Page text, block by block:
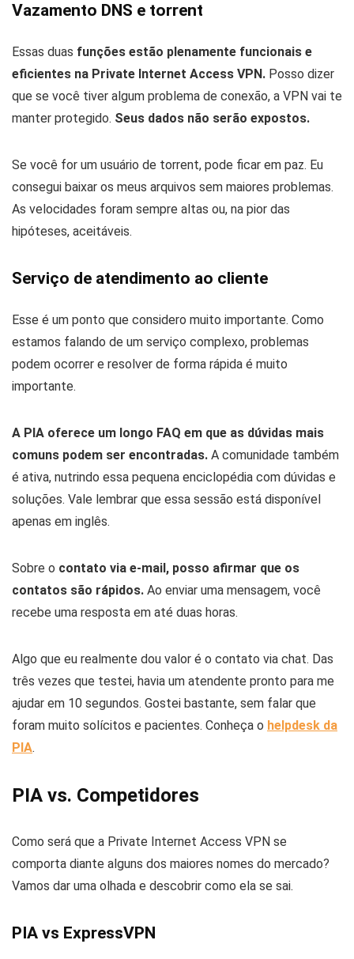
Vazamento DNS e torrent
Essas duas funções estão plenamente funcionais e
eficientes na Private Internet Access VPN. Posso dizer
que se você tiver algum problema de conexão, a VPN vai te
manter protegido. Seus dados não serão expostos.
Se você for um usuário de torrent, pode ficar em paz. Eu
consegui baixar os meus arquivos sem maiores problemas.
As velocidades foram sempre altas ou, na pior das
hipóteses, aceitáveis.
Serviço de atendimento ao cliente
Esse é um ponto que considero muito importante. Como
estamos falando de um serviço complexo, problemas
podem ocorrer e resolver de forma rápida é muito
importante.
A PIA oferece um longo FAQ em que as dúvidas mais
comuns podem ser encontradas. A comunidade também
é ativa, nutrindo essa pequena enciclopédia com dúvidas e
soluções. Vale lembrar que essa sessão está disponível
apenas em inglês.
Sobre o contato via e-mail, posso afirmar que os
contatos são rápidos. Ao enviar uma mensagem, você
recebe uma resposta em até duas horas.
Algo que eu realmente dou valor é o contato via chat. Das
três vezes que testei, havia um atendente pronto para me
ajudar em 10 segundos. Gostei bastante, sem falar que
foram muito solícitos e pacientes. Conheça o helpdesk da
PIA.
PIA vs. Competidores
Como será que a Private Internet Access VPN se
comporta diante alguns dos maiores nomes do mercado?
Vamos dar uma olhada e descobrir como ela se sai.
PIA vs ExpressVPN